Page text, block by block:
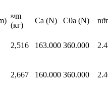
≈m
(кг)
Ca (N) C0a (N) nϑr
2,516 163.000 360.000
2,667 160.000 360.000